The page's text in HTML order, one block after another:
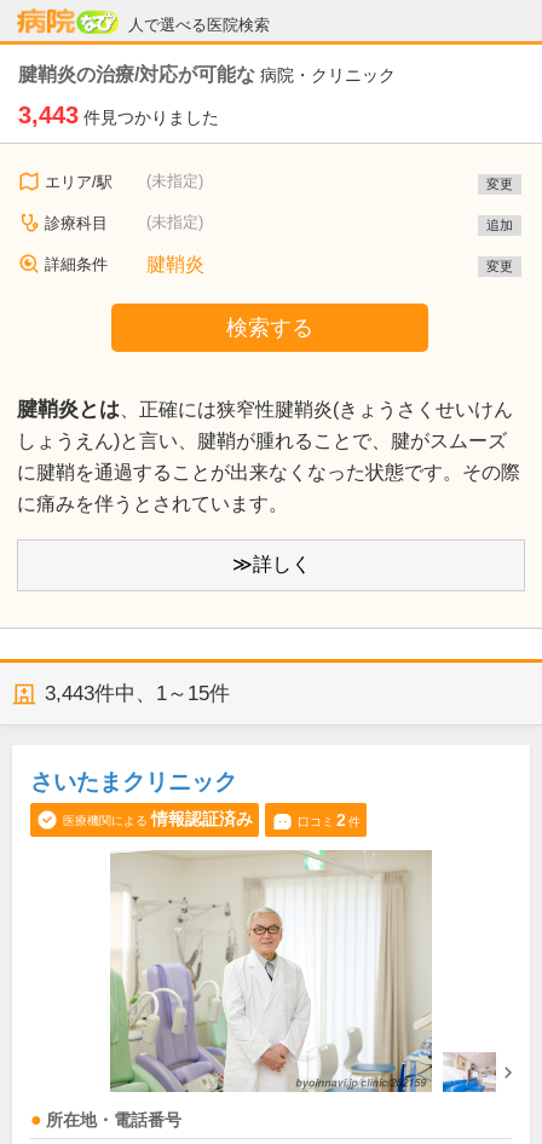
人で選べる医院検索
病院なび
腱鞘炎の治療/対応が可能な 病院・クリニック
3,443 件見つかりました
エリア/駅 (未指定) 変更
診療科目 (未指定) 追加
詳細条件 腱鞘炎 変更
検索する
腱鞘炎とは 、正確には狭窄性腱鞘炎(きょうさくせいけん
しょうえん)と言い、腱鞘が腫れることで、腱がスムーズ
に腱鞘を通過することが出来なくなった状態です。その際
に痛みを伴うとされています。
≫詳しく
3,443件中、 1～15件
さいたまクリニック
医療機関による 情報認証済み 口コミ 2件
所在地・電話番号